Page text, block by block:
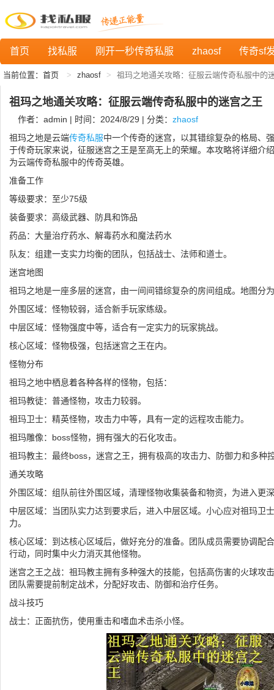
首页 找私服 刚开一秒传奇私服 zhaosf 传奇sf
当前位置： 首页 zhaosf 祖玛之地通关攻略：征服云端传奇私服中的
祖玛之地通关攻略：征服云端传奇私服中的迷宫之王
作者：admin | 时间：2024/8/29 | 分类： zhaosf
祖玛之地是云端传奇私服中一个传奇的迷宫，以其错综复杂的格局、
于传奇玩家来说，征服迷宫之王是至高无上的荣耀。本攻略将详细介
为云端传奇私服中的传奇英雄。
准备工作
等级要求：至少75级
装备要求：高级武器、防具和饰品
药品：大量治疗药水、解毒药水和魔法药水
队友：组建一支实力均衡的团队，包括战士、法师和道士。
迷宫地图
祖玛之地是一座多层的迷宫，由一间间错综复杂的房间组成。地图分
外围区域：怪物较弱，适合新手玩家练级。
中层区域：怪物强度中等，适合有一定实力的玩家挑战。
核心区域：怪物极强，包括迷宫之王在内。
怪物分布
祖玛之地中栖息着各种各样的怪物，包括：
祖玛教徒：普通怪物，攻击力较弱。
祖玛卫士：精英怪物，攻击力中等，具有一定的远程攻击能力。
祖玛雕像：boss怪物，拥有强大的石化攻击。
祖玛教主：最终boss，迷宫之王，拥有极高的攻击力、防御力和多种
通关攻略
外围区域：组队前往外围区域，清理怪物收集装备和物资，为进入更
中层区域：当团队实力达到要求后，进入中层区域。小心应对祖玛卫
力。
核心区域：到达核心区域后，做好充分的准备。团队成员需要协调配
行动，同时集中火力消灭其他怪物。
迷宫之王之战：祖玛教主拥有多种强大的技能，包括高伤害的火球攻
团队需要提前制定战术，分配好攻击、防御和治疗任务。
战斗技巧
战士：正面抗伤，使用重击和嗜血术击杀小怪。